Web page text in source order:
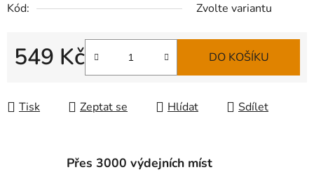
Kód:
Zvolte variantu
549 Kč DO KOŠÍKU
Tisk Zeptat se Hlídat Sdílet
Přes 3000 výdejních míst